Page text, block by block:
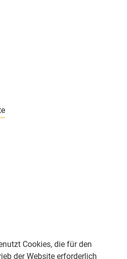
Cookies, die für den
der Website erforderlich